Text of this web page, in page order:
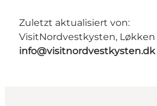
Zuletzt aktualisiert von:
VisitNordvestkysten, Løkken
info@visitnordvestkysten.dk